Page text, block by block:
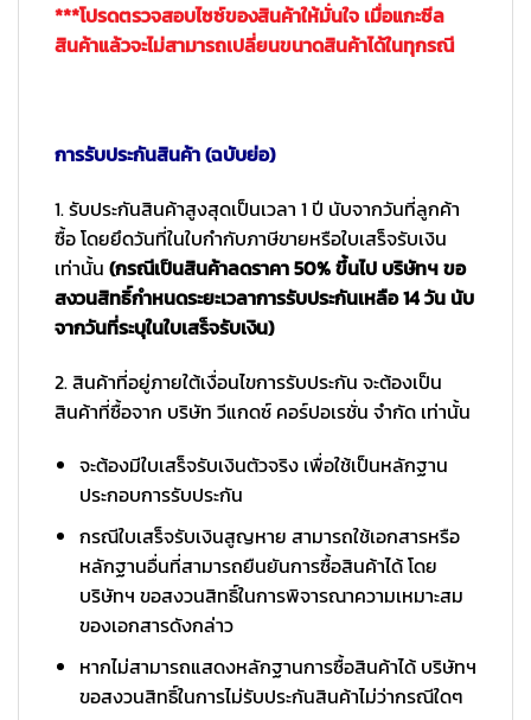
***โปรดตรวจสอบไซซ์ของสินค้าให้มั่นใจ เมื่อแกะซีล
สินค้าแล้วจะไม่สามารถเปลี่ยนขนาดสินค้าได้ในทุกรณี
การรับประกันสินค้า (ฉบับย่อ)
1. รับประกันสินค้าสูงสุดเป็นเวลา 1 ปี นับจากวันที่ลูกค้า
ซื้อ โดยยึดวันที่ในใบกำกับภาษีขายหรือใบเสร็จรับเงิน
เท่านั้น (กรณีเป็นสินค้าลดราคา 50% ขึ้นไป บริษัทฯ ขอ
สงวนสิทธิ์กำหนดระยะเวลาการรับประกันเหลือ 14 วัน นับ
จากวันที่ระบุในใบเสร็จรับเงิน)
2. สินค้าที่อยู่ภายใต้เงื่อนไขการรับประกัน จะต้องเป็น
สินค้าที่ซื้อจาก บริษัท วีแกดซ์ คอร์ปอเรชั่น จำกัด เท่านั้น
จะต้องมีใบเสร็จรับเงินตัวจริง เพื่อใช้เป็นหลักฐาน
ประกอบการรับประกัน
กรณีใบเสร็จรับเงินสูญหาย สามารถใช้เอกสารหรือ
หลักฐานอื่นที่สามารถยืนยันการซื้อสินค้าได้ โดย
บริษัทฯ ขอสงวนสิทธิ์ในการพิจารณาความเหมาะสม
ของเอกสารดังกล่าว
หากไม่สามารถแสดงหลักฐานการซื้อสินค้าได้ บริษัทฯ
ขอสงวนสิทธิ์ในการไม่รับประกันสินค้าไม่ว่ากรณีใดๆ